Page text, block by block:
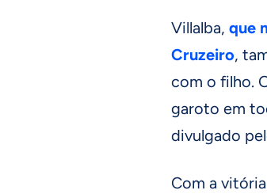
Villalba, que
Cruzeiro,
com o filho.
garoto em
divulgado
Com a